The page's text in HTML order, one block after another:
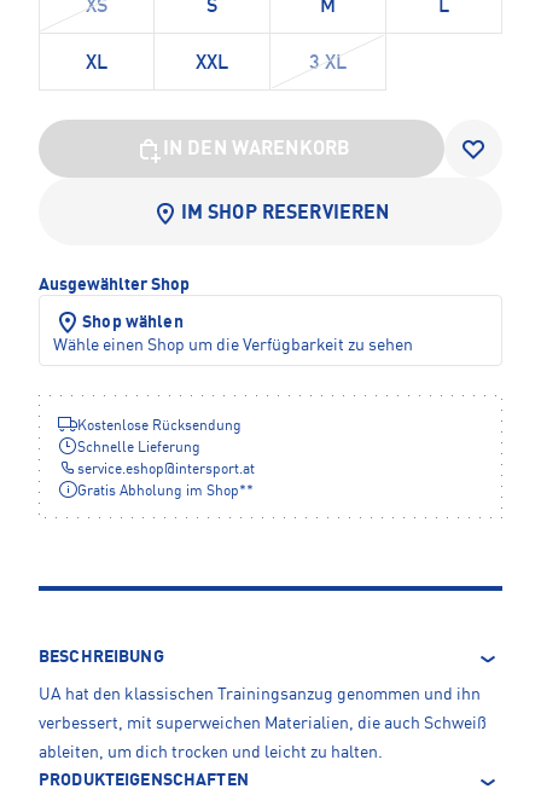
XS S M L
XL XXL 3 XL
IN DEN WARENKORB
IM SHOP RESERVIEREN
Ausgewählter Shop
Shop wählen
Wähle einen Shop um die Verfügbarkeit zu sehen
Kostenlose Rücksendung
Schnelle Lieferung
service.eshop@intersport.at
Gratis Abholung im Shop**
BESCHREIBUNG
UA hat den klassischen Trainingsanzug genommen und ihn
verbessert, mit superweichen Materialien, die auch Schweiß
ableiten, um dich trocken und leicht zu halten.
PRODUKTEIGENSCHAFTEN